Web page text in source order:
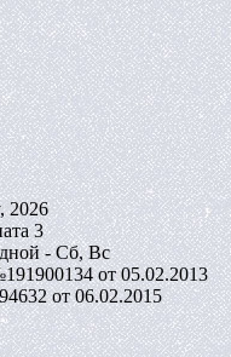
2026
3
- Сб, Вс
от 05.02.2013
от 06.02.2015